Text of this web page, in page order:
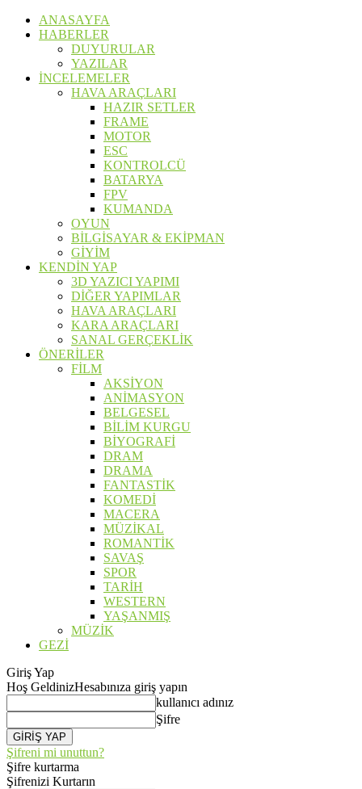
ANASAYFA
HABERLER
DUYURULAR
YAZILAR
İNCELEMELER
HAVA ARAÇLARI
HAZIR SETLER
FRAME
MOTOR
ESC
KONTROLCÜ
BATARYA
FPV
KUMANDA
OYUN
BİLGİSAYAR & EKİPMAN
GİYİM
KENDİN YAP
3D YAZICI YAPIMI
DİĞER YAPIMLAR
HAVA ARAÇLARI
KARA ARAÇLARI
SANAL GERÇEKLİK
ÖNERİLER
FİLM
AKSİYON
ANİMASYON
BELGESEL
BİLİM KURGU
BİYOGRAFİ
DRAM
DRAMA
FANTASTİK
KOMEDİ
MACERA
MÜZİKAL
ROMANTİK
SAVAŞ
SPOR
TARİH
WESTERN
YAŞANMIŞ
MÜZİK
GEZİ
Giriş Yap
Hoş GeldinizHesabınıza giriş yapın
kullanıcı adınız
Şifre
Şifreni mi unuttun?
Şifre kurtarma
Şifrenizi Kurtarın